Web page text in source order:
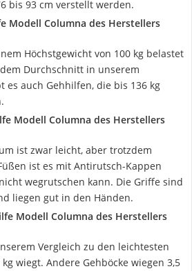
bis 93 cm verstellt werden.
Modell Columna des Herstellers
Höchstgewicht von 100 kg belastet
Durchschnitt in unserem
es auch Gehhilfen, die bis 136 kg
Modell Columna des Herstellers
ist zwar leicht, aber trotzdem
ist es mit Antirutsch-Kappen
wegrutschen kann. Die Griffe sind
liegen gut in den Händen.
Modell Columna des Herstellers
Vergleich zu den leichtesten
wiegt. Andere Gehböcke wiegen 3,5